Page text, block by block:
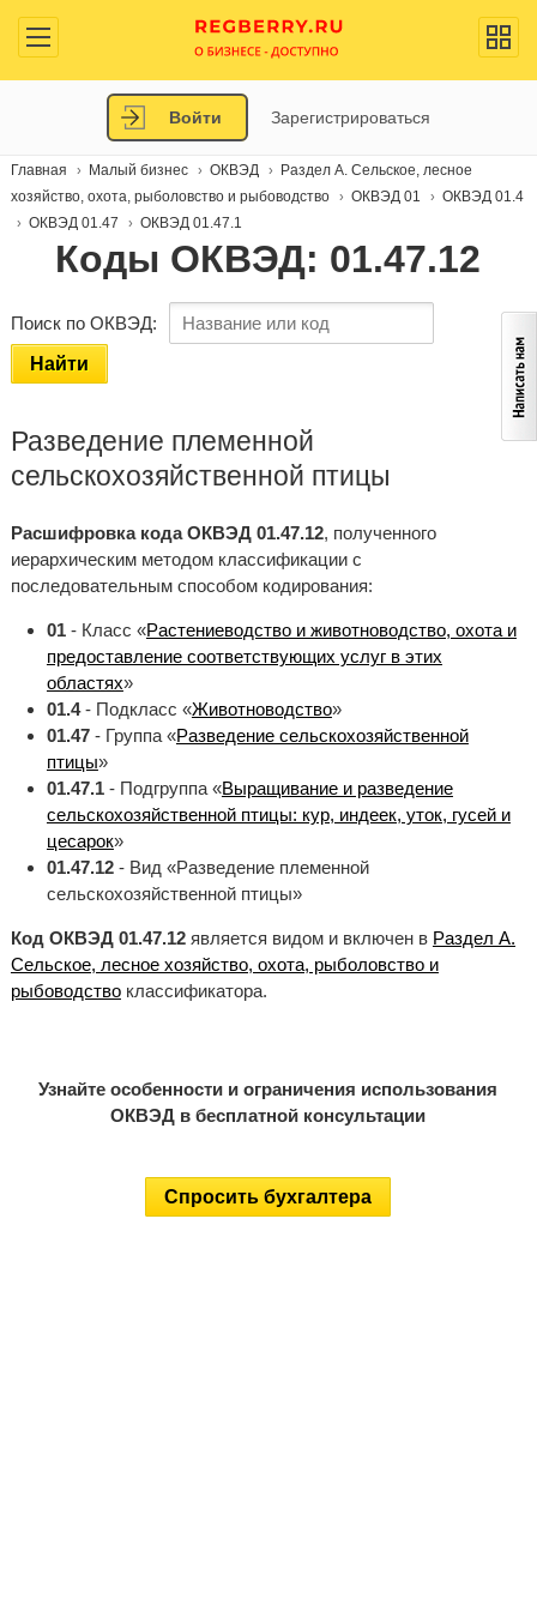
Войти Зарегистрироваться
Главная Малый бизнес ОКВЭД
Раздел A. Сельское, лесное
хозяйство, охота, рыболовство и рыбоводство
ОКВЭД 01
ОКВЭД 01.4
ОКВЭД 01.47
ОКВЭД 01.47.1
Коды ОКВЭД: 01.47.12
Поиск по ОКВЭД:
Найти
Разведение племенной
сельскохозяйственной птицы
Расшифровка кода ОКВЭД 01.47.12, полученного
иерархическим методом классификации с
последовательным способом кодирования:
01- Класс «Растениеводство и животноводство, охота и
предоставление соответствующих услуг в этих
областях»
01.4- Подкласс «Животноводство»
01.47- Группа «Разведение сельскохозяйственной
птицы»
01.47.1- Подгруппа «Выращивание и разведение
сельскохозяйственной птицы: кур, индеек, уток, гусей и
цесарок»
01.47.12- Вид «Разведение племенной
сельскохозяйственной птицы»
Код ОКВЭД 01.47.12является видом и включен в Раздел A.
Сельское, лесное хозяйство, охота, рыболовство и
рыбоводствоклассификатора.
Узнайте особенности и ограничения использования
ОКВЭД в бесплатной консультации
Спросить бухгалтера